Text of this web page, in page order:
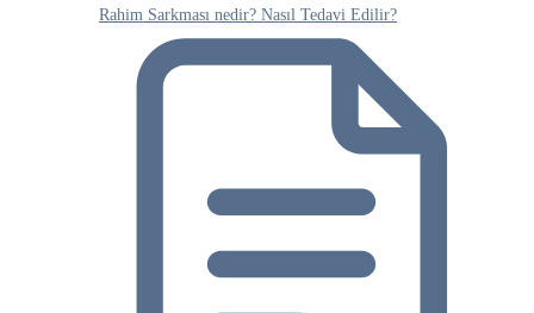
Rahim Sarkması nedir? Nasıl Tedavi Edilir?